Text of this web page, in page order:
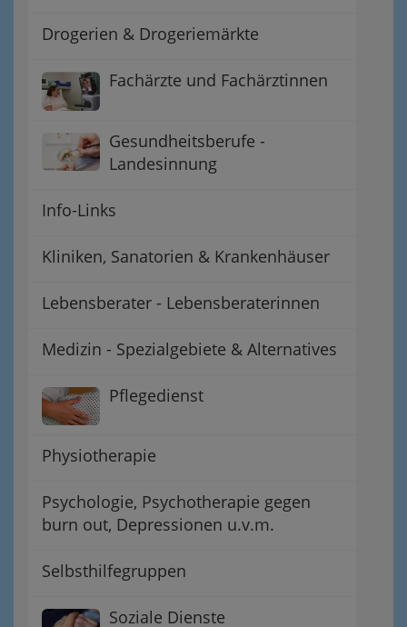
Drogerien & Drogeriemärkte
Fachärzte und Fachärztinnen
Gesundheitsberufe -
Landesinnung
Info-Links
Kliniken, Sanatorien & Krankenhäuser
Lebensberater - Lebensberaterinnen
Medizin - Spezialgebiete & Alternatives
Pflegedienst
Physiotherapie
Psychologie, Psychotherapie gegen
burn out, Depressionen u.v.m.
Selbsthilfegruppen
Soziale Dienste